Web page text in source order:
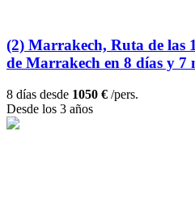
(2) Marrakech, Ruta de las
de Marrakech en 8 días y 7
8 días desde 1050 € /pers.
Desde los 3 años